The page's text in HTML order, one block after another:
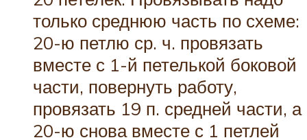
только среднюю часть по схеме:
20-ю петлю ср. ч. провязать
вместе с 1-й петелькой боковой
части, повернуть работу,
провязать 19 п. средней части, а
20-ю снова вместе с 1 петлей